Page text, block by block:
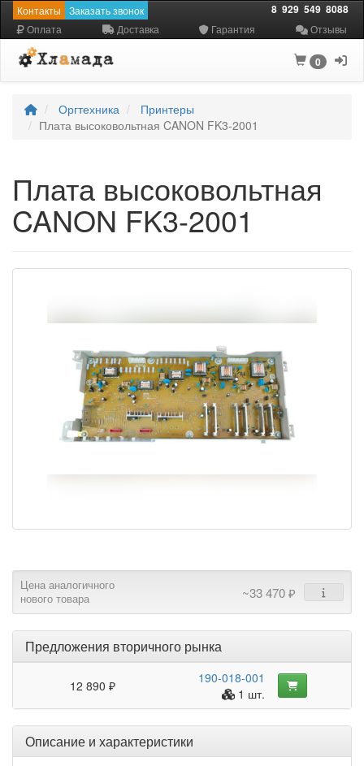
Контакты Заказать звонок 8 929 549 8088
Оплата Доставка Гарантия Отзывы
0
Оргтехника
Принтеры
Плата высоковольтная CANON FK3-2001
Плата высоковольтная
CANON FK3-2001
Цена аналогичного
нового товара
~33 470 ₽
Предложения вторичного рынка
12 890 ₽
190-018-001
1 шт.
Описание и характеристики